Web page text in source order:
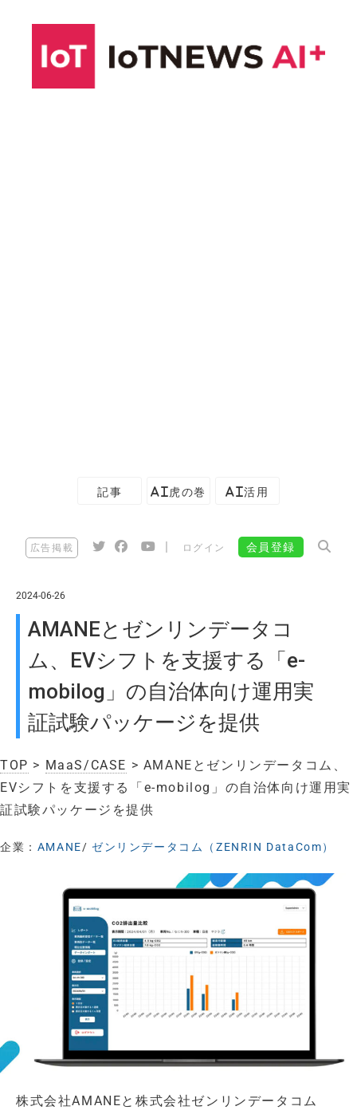
記事 AI虎の巻 AI活用
広告掲載 ログイン 会員登録
2024-06-26
AMANEとゼンリンデータコ
ム、EVシフトを支援する「e-
mobilog」の自治体向け運用実
証試験パッケージを提供
TOP > MaaS/CASE > AMANEとゼンリンデータコム、
EVシフトを支援する「e-mobilog」の自治体向け運用実
証試験パッケージを提供
企業： AMANE/ ゼンリンデータコム（ZENRIN DataCom）
株式会社AMANEと株式会社ゼンリンデータコム